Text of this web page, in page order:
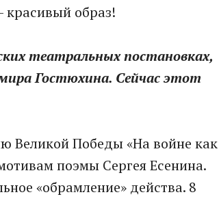
красивый образ!
театральных постановках,
Гостюхина. Сейчас этот
Великой Победы «На войне как
поэмы Сергея Есенина.
«обрамление» действа. 8